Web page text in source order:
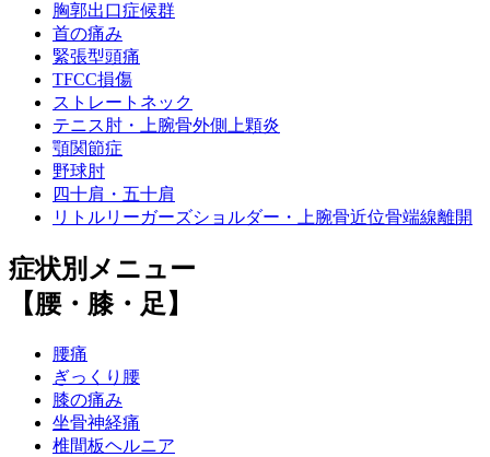
胸郭出口症候群
首の痛み
緊張型頭痛
TFCC損傷
ストレートネック
テニス肘・上腕骨外側上顆炎
顎関節症
野球肘
四十肩・五十肩
リトルリーガーズショルダー・上腕骨近位骨端線離開
症状別メニュー
【腰・膝・足】
腰痛
ぎっくり腰
膝の痛み
坐骨神経痛
椎間板ヘルニア